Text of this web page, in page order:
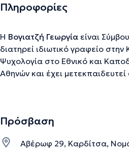
Πληροφορίες
H Βογιατζή Γεωργία είναι
διατηρεί ιδιωτικό γραφείο
Ψυχολογία στο Εθνικό και
Αθηνών και έχει μετεκπαιδευτεί
Ψυχικής Υγείας στο Κέντρο
(Οργανισμός Κατά των
Πρόσβαση
Αβέρωφ 29, Καρδίτσα,